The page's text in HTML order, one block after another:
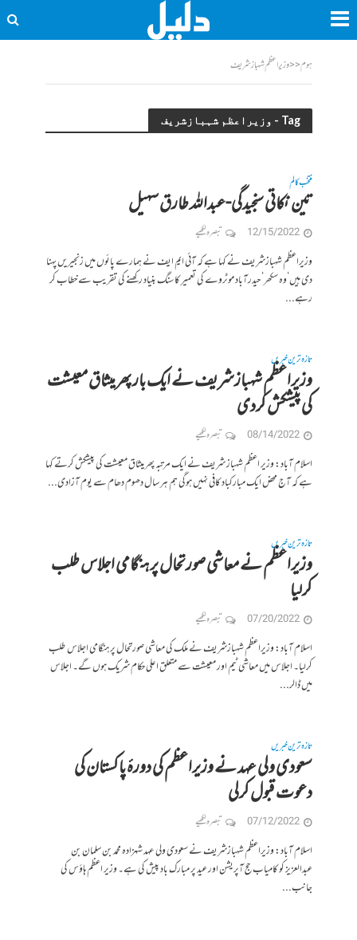
ہوم<<وزیراعظم شہبازشریف
Tag - وزیراعظم شہبازشریف
منتخب کالم
تین نکاتی سنجیدگی-عبداللہ طارق سہیل
12/15/2022 تبصرہ لکھیے
وزیراعظم شہبازشریف نے کہا ہے کہ آئی ایم ایف نے ہمارے پائوں میں زنجیریں پہنا
دی ہیں‘وہ سکھر‘ حیدرآباد موٹروے کی تعمیر کا سنگ بنیاد رکھنے کی تقریب سے خطاب کر
رہے...
تازہ ترین خبریں
وزیراعظم شہبازشریف نے ایک بار پھرمیثاق معیشت
کی پیشکش کردی
08/14/2022 تبصرہ لکھیے
اسلام آباد: وزیر اعظم شہباز شریف نے ایک مرتبہ پھر میثاق معیشت کی پیشکش کرتے کہا
ہے کہ آج محض ایک مبارکباد کافی نہیں ہوگی ہم ہر سال دھوم دھام سے یوم آزادی...
تازہ ترین خبریں
وزیراعظم نے معاشی صورتحال پر ہنگامی اجلاس طلب
کرلیا
07/20/2022 تبصرہ لکھیے
اسلام آباد: وزیراعظم شہبازشریف نے ملک کی معاشی صورتحال پر ہنگامی اجلاس طلب
کرلیا۔ اجلاس میں معاشی ٹیم اور معیشت سے متعلق اعلی حکام شریک ہوں گے۔ اجلاس
میں ڈالر...
تازہ ترین خبریں
سعودی ولی عہد نے وزیراعظم کی دورۂ پاکستان کی
دعوت قبول کرلی
07/12/2022 تبصرہ لکھیے
اسلام آباد: وزیراعظم شہبازشریف نے سعودی ولی عہد شہزادہ محمد بن سلمان بن
عبدالعزیز کو کامیاب حج آپریشن اور عید پر مبارک باد پیش کی ہے۔ وزیر اعظم ہاؤس کی
جانب...